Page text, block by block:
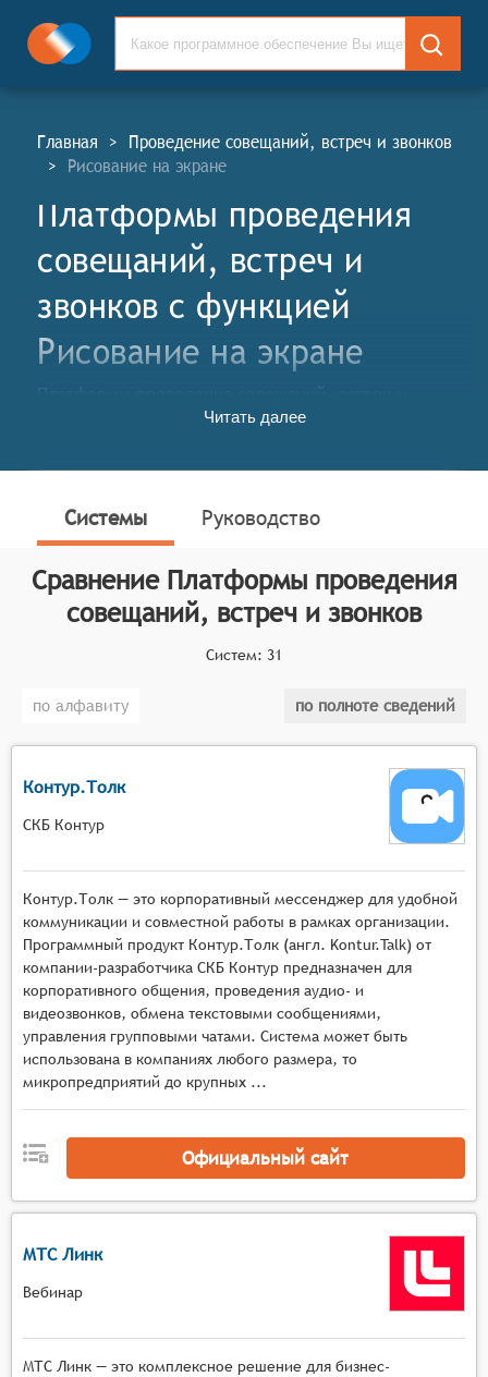
Главная > Проведение совещаний, встреч и звонков
> Рисование на экране
Платформы проведения
совещаний, встреч и
звонков c функцией
Рисование на экране
Платформы проведения совещаний, встреч и
звонков (ППСВЗ, англ. Meeting and Calls Conduction
решения для организации и проведения удалённых
видеоконференций, аудиозвонков, групповых чатов,
демонстрации экрана, обмена файлами и записи
встреч, позволяющие проводить деловые
совещания, тренинги, вебинары и другие формы
онлайн-взаимодействия между участниками.
Классификатор программных продуктов Соваре
для систем. Для того, чтобы быть представленными
на рынке платформ проведения совещаний, встреч
и звонков, системы должны иметь следующие
функциональные возможности:
Многопользовательские видеоконференции с
поддержкой высококачественной передачи
изображения и звука, возможностью
подключения неограниченного количества
участников и гибким управлением правами
доступа,
Совместная работа над контентом с функциями
демонстрации экрана, работы с виртуальными
досками, совместного редактирования
документов в режиме реального времени,
отправки приглашений, автоматического
формирования повестки дня и
протоколирования обсуждений,
Функционал для презентаций с поддержкой
различных форматов контента, возможностью
аннотирования материалов, переключения
между докладчиками и управления вниманием
аудитории,
Средства для интерактивного взаимодействия с
Читать далее
Системы Руководство
Сравнение Платформы проведения
совещаний, встреч и звонков
Систем: 31
по алфавиту по полноте сведений
Контур.Толк
СКБ Контур
Контур.Толк — это корпоративный мессенджер для удобной
коммуникации и совместной работы в рамках организации.
Программный продукт Контур.Толк (англ. Kontur.Talk) от
компании-разработчика СКБ Контур предназначен для
корпоративного общения, проведения аудио- и
видеозвонков, обмена текстовыми сообщениями,
управления групповыми чатами. Система может быть
использована в компаниях любого размера, то
микропредприятий до крупных ...
Официальный сайт
МТС Линк
Вебинар
МТС Линк — это комплексное решение для бизнес-